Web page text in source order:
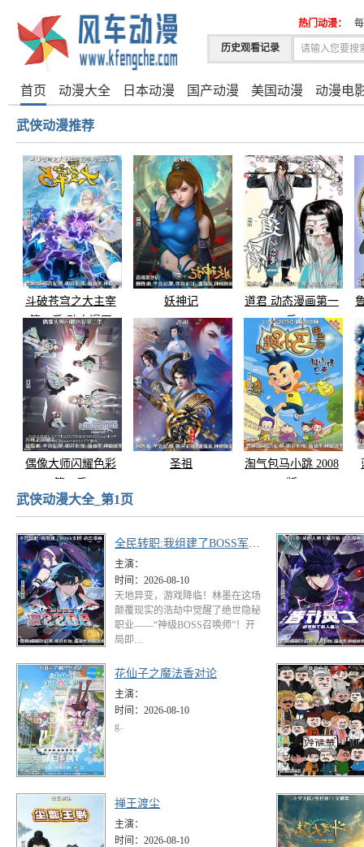
历史观看记录
热门动漫：
首页 动漫大全 日本动漫 国产动漫 美国动漫 动漫电
武侠动漫推荐
斗破苍穹之大主宰
第五季 动态漫画
妖神记
道君 动态漫画第一
季
偶像大师闪耀色彩
圣祖
淘气包马小跳 2008
武侠动漫大全_第1页
全民转职:我组建了BOSS军团 动态漫画
主演：
时间： 2026-08-10
天地异变，游戏降临！林墨在这场
颠覆现实的浩劫中觉醒了绝世隐秘
职业——“神级BOSS召唤师”！开
局即....
花仙子之魔法香对论
主演：
时间： 2026-08-10
g..
禅王渡尘
主演：
时间： 2026-08-10